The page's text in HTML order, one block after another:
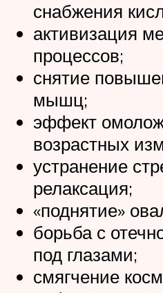
снабжения
активизация
процессов;
снятие
мышц;
эффект
возрастных
устранение
релаксация;
«поднятие»
борьба с
под глазами;
смягчение